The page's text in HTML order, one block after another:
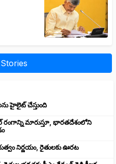
హైలైట్ చేస్తుంది
రంగాన్ని మారుస్తూ, భారతదేశంలోని
నిర్ణయం, రైతులకు ఊరట